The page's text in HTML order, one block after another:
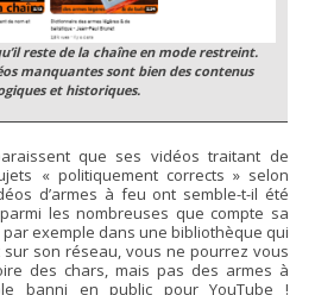
reste de la chaîne en mode restreint.
manquantes sont bien des contenus
et historiques.
que ses vidéos traitant de
« politiquement corrects » selon
d’armes à feu ont semble-t-il été
les nombreuses que compte sa
par exemple dans une bibliothèque qui
son réseau, vous ne pourrez vous
des chars, mais pas des armes à
banni en public pour YouTube !